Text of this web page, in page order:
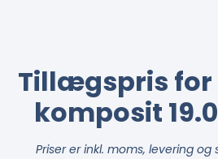
Tillægspris
komposit
Priser er inkl. moms, levering